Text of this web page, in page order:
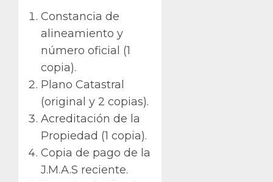
Constancia de
alineamiento y
número oficial (1
copia).
Plano Catastral
(original y 2 copias).
Acreditación de la
Propiedad (1 copia).
Copia de pago de la
J.M.A.S reciente.